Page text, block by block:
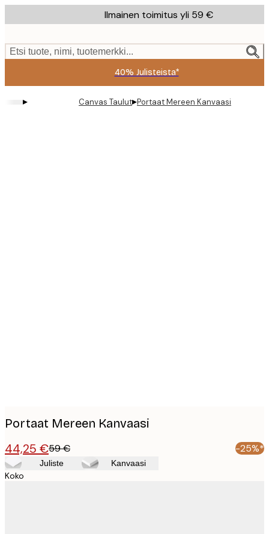
to
content.
Ilmainen toimitus yli 59 €
Etsi tuote, nimi, tuotemerkki...
40% Julisteista*
▸ Canvas Taulut▸Portaat Mereen Kanvaasi
Portaat Mereen Kanvaasi
44,25 €59 € -25%*
Juliste Kanvaasi
Koko